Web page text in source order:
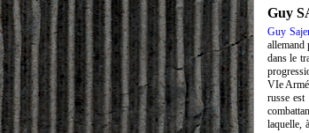
Guy
Guy
allemand
dans le
VIe
russe
laquelle,